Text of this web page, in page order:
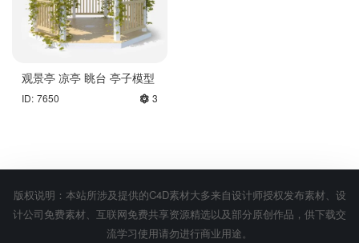
观景亭 凉亭 眺台 亭子模型
ID: 7650 3
版权说明：本站所涉及提供的C4D素材大多来自设计师授权发布素材、设
计公司免费素材、互联网免费共享资源精选以及部分原创作品，供下载交
流学习使用请勿进行商业用途。